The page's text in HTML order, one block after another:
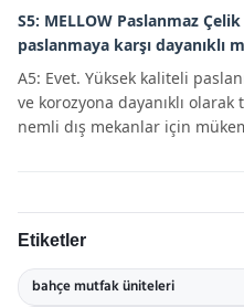
S5: MELLOW Paslanmaz
paslanmaya karşı dayanıklı
A5: Evet. Yüksek kaliteli
ve korozyona dayanıklı olarak
nemli dış mekanlar için
Etiketler
bahçe mutfak üniteleri